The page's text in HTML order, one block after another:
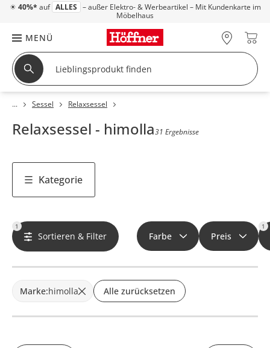
☀ 40%* auf ALLES – außer Elektro- & Werbeartikel – Mit Kundenkarte im
Möbelhaus
MENÜ
Sessel Relaxsessel
Relaxsessel - himolla31 Ergebnisse
Kategorie
1
Sortieren & Filter Farbe Preis
1
Marke:himolla Alle zurücksetzen